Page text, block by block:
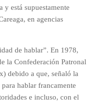
y está supuestamente
en agencias
de hablar”. En 1978,
la Confederación Patronal
debido a que, señaló la
hablar francamente
e incluso, con el